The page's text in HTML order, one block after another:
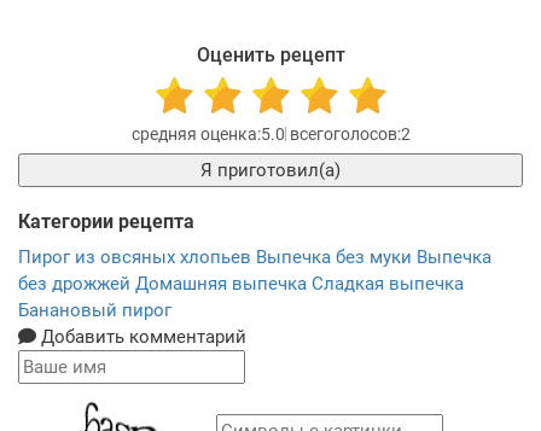
Оценить рецепт
5.0 2
Я приготовил(а)
Категории рецепта
Пирог из овсяных хлопьев Выпечка без муки Выпечка
без дрожжей Домашняя выпечка Сладкая выпечка
Банановый пирог
Добавить комментарий